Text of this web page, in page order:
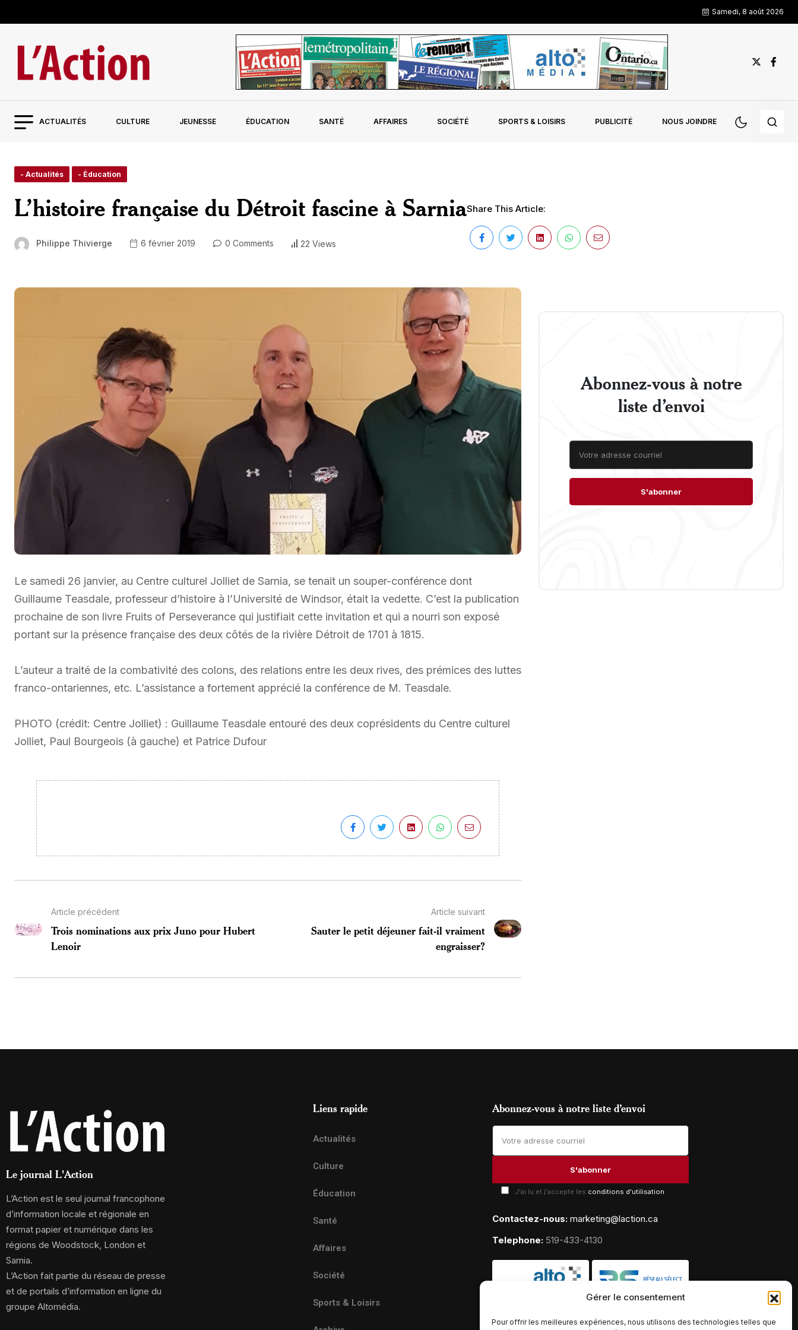
Gérer le consentement
Pour offrir les meilleures expériences, nous utilisons des technologies telles que
Samedi, 8 août 2026
ACTUALITÉS CULTURE JEUNESSE ÉDUCATION SANTÉ AFFAIRES SOCIÉTÉ SPORTS & LOISIRS PUBLICITÉ NOUS JOINDRE
- Actualités - Éducation
L’histoire française du Détroit fascine à Sarnia
Philippe Thivierge 6 février 2019 0 Comments 22 Views
Share This Article:
Le samedi 26 janvier, au Centre culturel Jolliet de Sarnia, se tenait un souper-conférence dont
Guillaume Teasdale, professeur d’histoire à l’Université de Windsor, était la vedette. C’est la publication
prochaine de son livre Fruits of Perseverance qui justifiait cette invitation et qui a nourri son exposé
portant sur la présence française des deux côtés de la rivière Détroit de 1701 à 1815.
L’auteur a traité de la combativité des colons, des relations entre les deux rives, des prémices des luttes
franco-ontariennes, etc. L’assistance a fortement apprécié la conférence de M. Teasdale.
PHOTO (crédit: Centre Jolliet) : Guillaume Teasdale entouré des deux coprésidents du Centre culturel
Jolliet, Paul Bourgeois (à gauche) et Patrice Dufour
Article précédent
Trois nominations aux prix Juno pour Hubert
Lenoir
Article suivant
Sauter le petit déjeuner fait-il vraiment
engraisser?
Abonnez-vous à notre
liste d’envoi
Le journal L'Action
L’Action est le seul journal francophone
d’information locale et régionale en
format papier et numérique dans les
régions de Woodstock, London et
Sarnia.
L’Action fait partie du réseau de presse
et de portails d’information en ligne du
groupe Altomédia.
Liens rapide
Actualités
Culture
Éducation
Santé
Affaires
Société
Sports & Loisirs
Abonnez-vous à notre liste d’envoi
J'ai lu et j'accepte les conditions d'utilisation
Contactez-nous: marketing@laction.ca
Telephone: 519-433-4130